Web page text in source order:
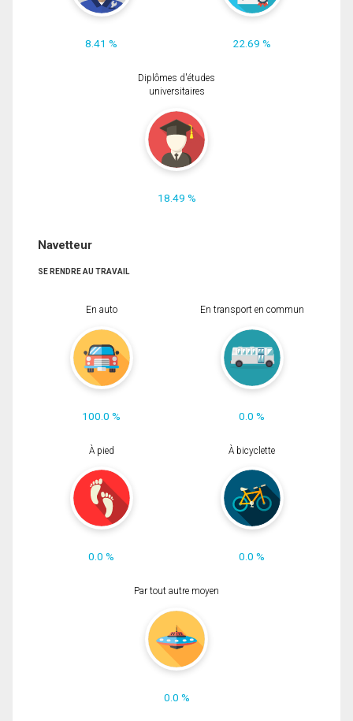
8.41 % 22.69 %
Diplômes d'études
universitaires
18.49 %
Navetteur
SE RENDRE AU TRAVAIL
En auto
100.0 %
En transport en commun
0.0 %
À pied
0.0 %
À bicyclette
0.0 %
Par tout autre moyen
0.0 %